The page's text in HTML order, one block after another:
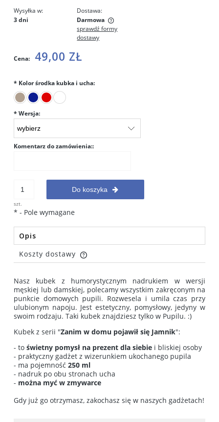
Wysyłka w:
3 dni
Dostawa:
Darmowa
Cena nie zawiera ewentualnych kosztów płatności
sprawdź formy
dostawy
Cena: 49,00 ZŁ
* Kolor środka kubka i ucha:
* Wersja:
Komentarz do zamówienia::
szt.
Do koszyka
* - Pole wymagane
Opis
Koszty dostawy
Cena nie zawiera ewentualnych kosztów płatności
Nasz kubek z humorystycznym nadrukiem w wersji
męskiej lub damskiej, polecamy wszystkim zakręconym na
punkcie domowych pupili. Rozwesela i umila czas przy
ulubionym napoju. Jest estetyczny, pomysłowy, jedyny w
swoim rodzaju. Taki kubek znajdziesz tylko w Pupilu. :)
Kubek z serii "Zanim w domu pojawił się Jamnik":
- to świetny pomysł na prezent dla siebie i bliskiej osoby
- praktyczny gadżet z wizerunkiem ukochanego pupila
- ma pojemność 250 ml
- nadruk po obu stronach ucha
- można myć w zmywarce
Gdy już go otrzymasz, zakochasz się w naszych gadżetach!